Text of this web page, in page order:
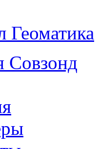
Геоматика
Совзонд